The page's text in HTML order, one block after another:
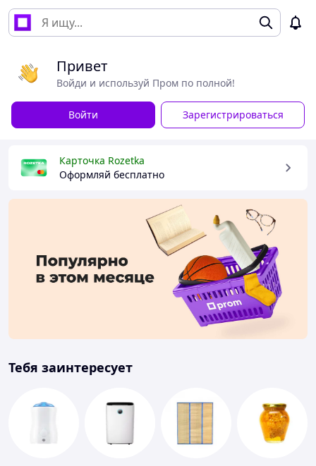
Привет
Войди и используй Пром по полной!
Войти Зарегистрироваться
Карточка Rozetka
Оформляй бесплатно
Тебя заинтересует